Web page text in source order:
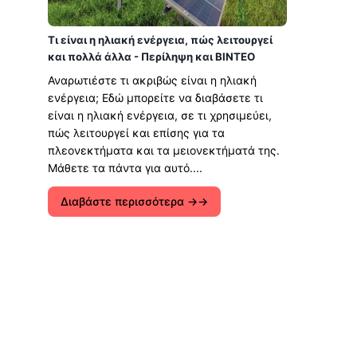
Τι είναι η ηλιακή ενέργεια, πώς λειτουργεί
και πολλά άλλα - Περίληψη και ΒΙΝΤΕΟ
Αναρωτιέστε τι ακριβώς είναι η ηλιακή
ενέργεια; Εδώ μπορείτε να διαβάσετε τι
είναι η ηλιακή ενέργεια, σε τι χρησιμεύει,
πώς λειτουργεί και επίσης για τα
πλεονεκτήματα και τα μειονεκτήματά της.
Μάθετε τα πάντα για αυτό....
Διαβάστε περισσότερα →